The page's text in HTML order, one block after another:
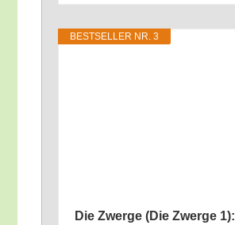
BEST­SEL­LER NR. 3
Die Zwer­ge (Die Zwer­ge 1):